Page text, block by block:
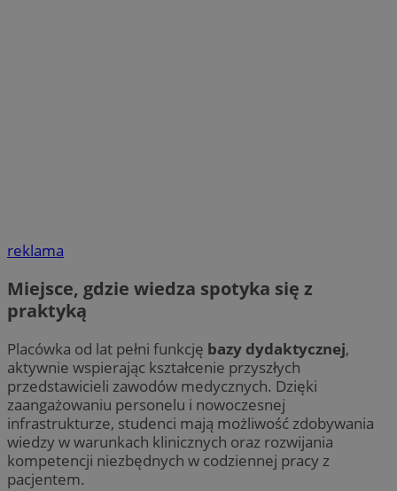
reklama
Miejsce, gdzie wiedza spotyka się z
praktyką
Placówka od lat pełni funkcję bazy dydaktycznej,
aktywnie wspierając kształcenie przyszłych
przedstawicieli zawodów medycznych. Dzięki
zaangażowaniu personelu i nowoczesnej
infrastrukturze, studenci mają możliwość zdobywania
wiedzy w warunkach klinicznych oraz rozwijania
kompetencji niezbędnych w codziennej pracy z
pacjentem.